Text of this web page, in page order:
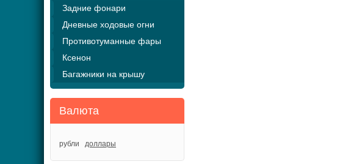
Задние фонари
Дневные ходовые огни
Противотуманные фары
Ксенон
Багажники на крышу
Валюта
рубли доллары